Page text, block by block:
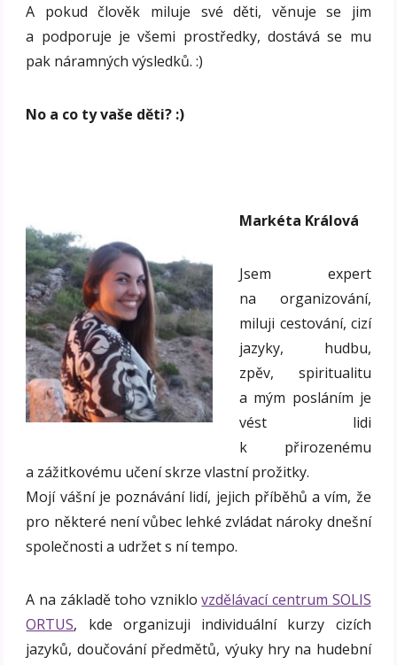
A pokud člověk miluje své děti, věnuje se jim
a podporuje je všemi prostředky, dostává se mu
pak náramných výsledků. :)
No a co ty vaše děti? :)
Markéta Králová
Jsem expert
na organizování,
miluji cestování, cizí
jazyky, hudbu,
zpěv, spiritualitu
a mým posláním je
vést lidi
k přirozenému
a zážitkovému učení skrze vlastní prožitky.
Mojí vášní je poznávání lidí, jejich příběhů a vím, že
pro některé není vůbec lehké zvládat nároky dnešní
společnosti a udržet s ní tempo.
A na základě toho vzniklovzdělávací centrum SOLIS
ORTUS, kde organizuji individuální kurzy cizích
jazyků, doučování předmětů, výuky hry na hudební